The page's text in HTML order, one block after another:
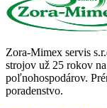
Zora-Mimex servis
strojov už 25 rokov
poľnohospodárov.
poradenstvo.